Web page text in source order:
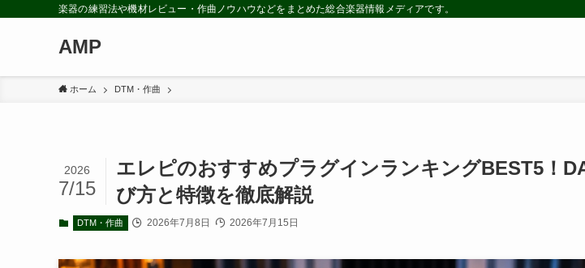
楽器の練習法や機材レビュー・作曲ノウハウなどをまとめた総合楽器情報メディアです。
AMP
ホーム DTM・作曲
エレピのおすすめプラグインランキングBEST5！
び方と特徴を徹底解説
2026
7/15
DTM・作曲 2026年7月8日 2026年7月15日